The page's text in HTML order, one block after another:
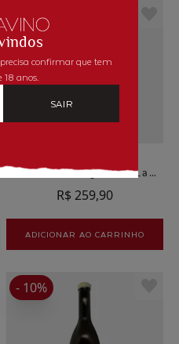
confirmar que tem
18 anos.
SAIR
Godelho Orgânico La
Microbodega Del
Alumbro
R$ 259,90
ADICIONAR AO CARRINHO
- 10%